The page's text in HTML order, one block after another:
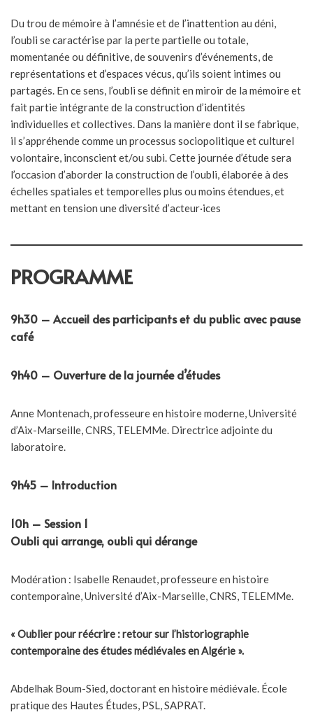
Du trou de mémoire à l’amnésie et de l’inattention au déni,
l’oubli se caractérise par la perte partielle ou totale,
momentanée ou définitive, de souvenirs d’événements, de
représentations et d’espaces vécus, qu’ils soient intimes ou
partagés. En ce sens, l’oubli se définit en miroir de la mémoire et
fait partie intégrante de la construction d’identités
individuelles et collectives. Dans la manière dont il se fabrique,
il s’appréhende comme un processus sociopolitique et culturel
volontaire, inconscient et/ou subi. Cette journée d’étude sera
l’occasion d’aborder la construction de l’oubli, élaborée à des
échelles spatiales et temporelles plus ou moins étendues, et
mettant en tension une diversité d’acteur·ices
PROGRAMME
9h30 – Accueil des participants et du public avec pause
café
9h40 – Ouverture de la journée d’études
Anne Montenach, professeure en histoire moderne, Université
d’Aix-Marseille, CNRS, TELEMMe. Directrice adjointe du
laboratoire.
9h45 – Introduction
10h – Session 1
Oubli qui arrange, oubli qui dérange
Modération : Isabelle Renaudet, professeure en histoire
contemporaine, Université d’Aix-Marseille, CNRS, TELEMMe.
« Oublier pour réécrire : retour sur l’historiographie
contemporaine des études médiévales en Algérie ».
Abdelhak Boum-Sied, doctorant en histoire médiévale. École
pratique des Hautes Études, PSL, SAPRAT.